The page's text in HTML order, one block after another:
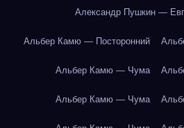
Александр Пушкин —
Альбер Камю — Посторонний
Альбер Камю — Чума
Альбер Камю — Чума